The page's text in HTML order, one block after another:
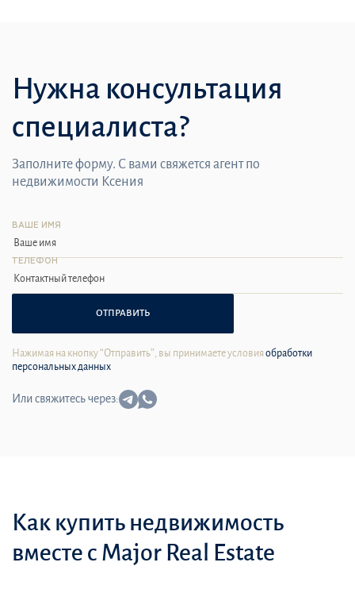
Нужна консультация
специалиста?
Заполните форму. С вами свяжется агент по
недвижимости Ксения
ВАШЕ ИМЯ
ТЕЛЕФОН
ОТПРАВИТЬ
Нажимая на кнопку “Отправить”, вы принимаете условия обработки
персональных данных
Или свяжитесь через:
Как купить недвижимость
вместе с Major Real Estate